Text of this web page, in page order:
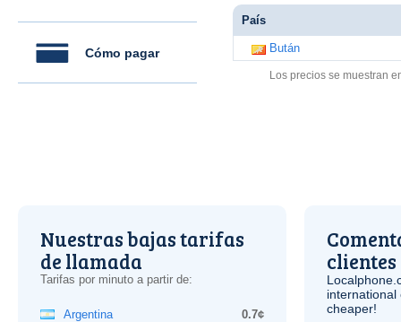
Cómo pagar
País
Bután
Los precios se muestran
Nuestras bajas tarifas
de llamada
Tarifas por minuto a partir de:
Argentina
0.7¢
clientes
international
cheaper!